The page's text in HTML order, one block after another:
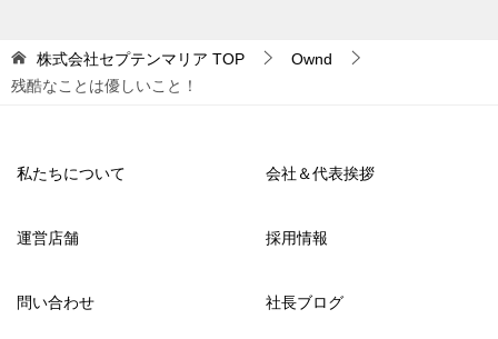
株式会社セプテンマリア TOP
Ownd
残酷なことは優しいこと！
私たちについて 会社＆代表挨拶
運営店舗 採用情報
問い合わせ 社長ブログ